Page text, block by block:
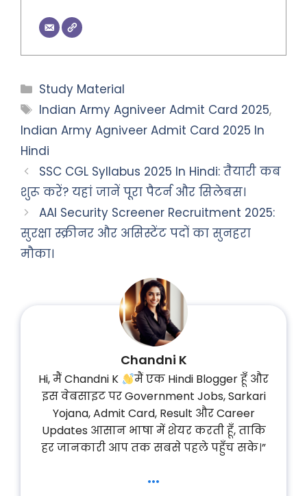
Categories
Study Material
Tags
Indian Army Agniveer Admit Card 2025,
Indian Army Agniveer Admit Card 2025 In
Hindi
SSC CGL Syllabus 2025 In Hindi: तैयारी कब
शुरू करें? यहां जानें पूरा पैटर्न और सिलेबस।
AAI Security Screener Recruitment 2025:
सुरक्षा स्क्रीनर और असिस्टेंट पदों का सुनहरा
मौका।
Chandni K
Hi, मैं Chandni K
मैं एक Hindi Blogger हूँ और
इस वेबसाइट पर Government Jobs, Sarkari
Yojana, Admit Card, Result और Career
Updates आसान भाषा में शेयर करती हूँ, ताकि
हर जानकारी आप तक सबसे पहले पहुँच सके।”
...